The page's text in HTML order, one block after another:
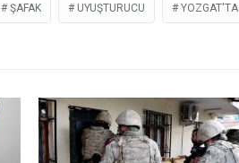
ŞAFAK UYUŞTURUCU YOZGAT'TA